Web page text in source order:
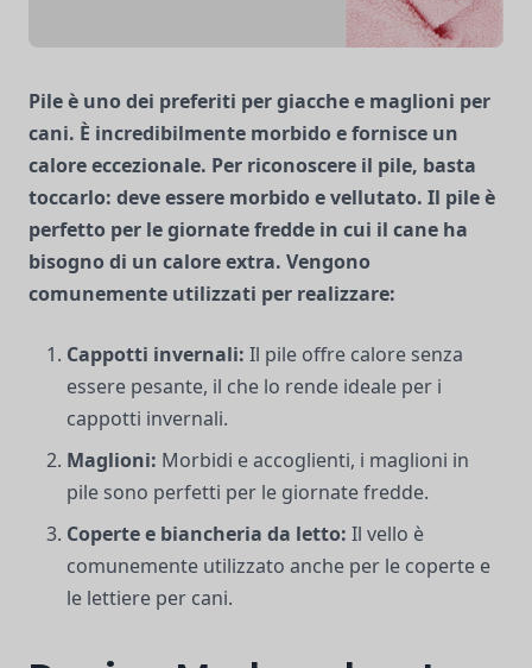
Pileè uno dei preferiti per giacche e maglioni per
cani. È incredibilmente morbido e fornisce un
calore eccezionale. Per riconoscere il pile, basta
toccarlo: deve essere morbido e vellutato. Il pile è
perfetto per le giornate fredde in cui il cane ha
bisogno di un calore extra. Vengono
comunemente utilizzati per realizzare:
Cappotti invernali: Il pile offre calore senza
essere pesante, il che lo rende ideale per i
cappotti invernali.
Maglioni: Morbidi e accoglienti, i maglioni in
pile sono perfetti per le giornate fredde.
Coperte e biancheria da letto: Il vello è
comunemente utilizzato anche per le coperte e
le lettiere per cani.